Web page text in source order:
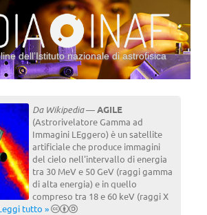
dell’Istituto nazionale di astrofisica
Da Wikipedia—AGILE
(Astrorivelatore Gamma ad
Immagini LEggero) è un satellite
artificiale che produce immagini
del cielo nell'intervallo di energia
tra 30 MeV e 50 GeV (raggi gamma
di alta energia) e in quello
compreso tra 18 e 60 keV (raggi X
tutto »